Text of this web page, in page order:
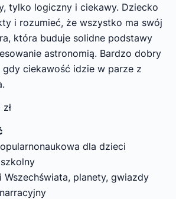
tylko logiczny i ciekawy. Dziecko
i rozumieć, że wszystko ma swój
która buduje solidne podstawy
astronomią. Bardzo dobry
ciekawość idzie w parze z
dla dzieci
Wszechświata, planety, gwiazdy